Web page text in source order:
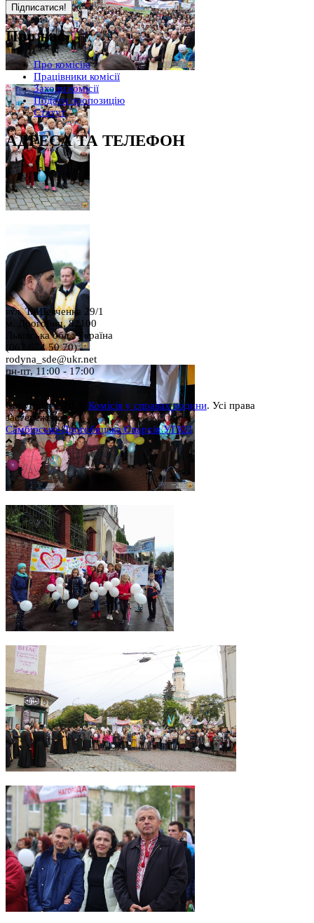
Про нас
Про комісію
Працівники комісії
Заходи комісії
Подати пропозицію
Статут
АДРЕСА ТА ТЕЛЕФОН
вул. Т. Шевченка 29/1
м. Дрогобич, 82100
Львівська обл., Україна
(067 674 50 70)
rodyna_sde@ukr.net
пн-пт, 11:00 - 17:00
сб, 9:00 - 15:00
Copyright © 2026 Комісія у справах родини. Усі права
застережено.
Самбірсько-Дрогобицька Єпархія УГКЦ